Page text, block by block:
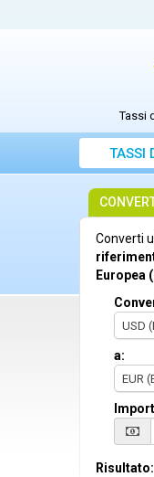
Tassi
TASSI
Converti
Europea
USD
a:
EUR
Risultato: